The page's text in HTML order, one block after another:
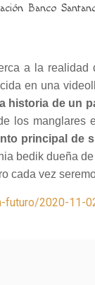
Banco
a la realidad
en una
historia de un
los manglares
principal de
bedik dueña
cada vez
futuro/2020-11-